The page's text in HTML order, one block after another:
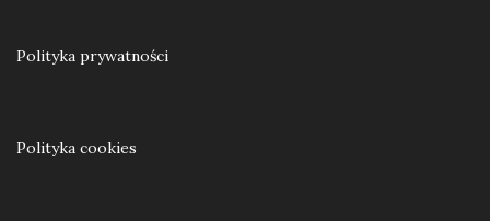
Dodaj do koszyka
Polityka prywatności
Polityka cookies